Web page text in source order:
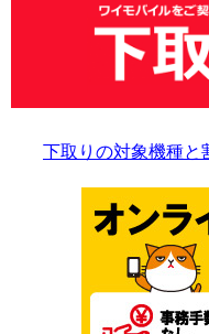
下取りの対象機種と